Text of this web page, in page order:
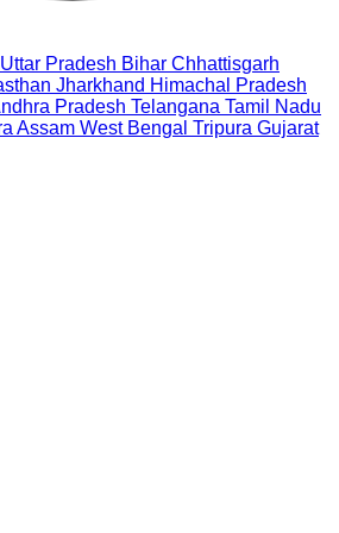
Uttar Pradesh Bihar Chhattisgarh
Jharkhand Himachal Pradesh
Pradesh Telangana Tamil Nadu
Assam West Bengal Tripura Gujarat